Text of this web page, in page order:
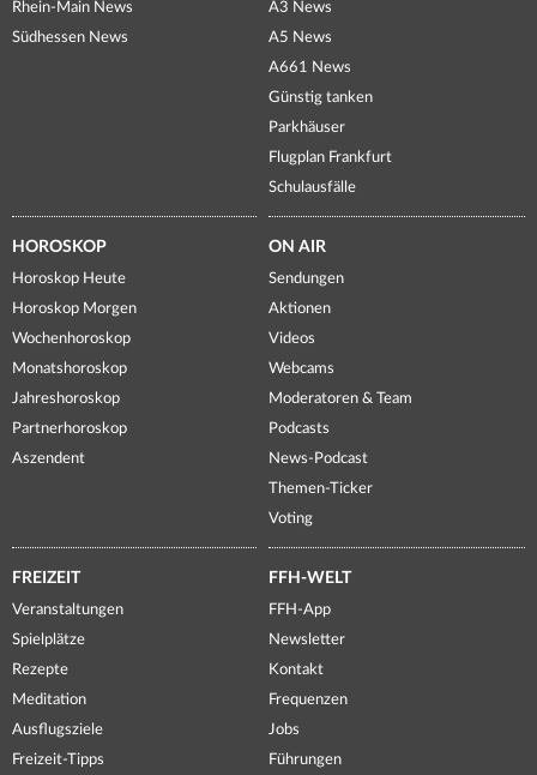
Rhein-Main News
Südhessen News
A3 News
A5 News
A661 News
Günstig tanken
Parkhäuser
Flugplan Frankfurt
Schulausfälle
HOROSKOP
Horoskop Heute
Horoskop Morgen
Wochenhoroskop
Monatshoroskop
Jahreshoroskop
Partnerhoroskop
Aszendent
ON AIR
Sendungen
Aktionen
Videos
Webcams
Moderatoren & Team
Podcasts
News-Podcast
Themen-Ticker
Voting
FREIZEIT
Veranstaltungen
Spielplätze
Rezepte
Meditation
Ausflugsziele
Freizeit-Tipps
FFH-WELT
FFH-App
Newsletter
Kontakt
Frequenzen
Jobs
Führungen